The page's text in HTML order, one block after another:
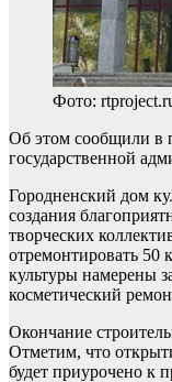
Фото:
Об этом сообщили в
государственной
Городненский дом
создания
творческих
отремонтировать
культуры намерены
косметический
Окончание
Отметим, что
будет приурочено к